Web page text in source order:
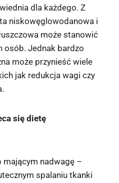
dla każdego. Z
niskowęglowodanowa i
może stanowić
osób. Jednak bardzo
może przynieść wiele
jak redukcja wagi czy
się dietę
mającym nadwagę –
spalaniu tkanki